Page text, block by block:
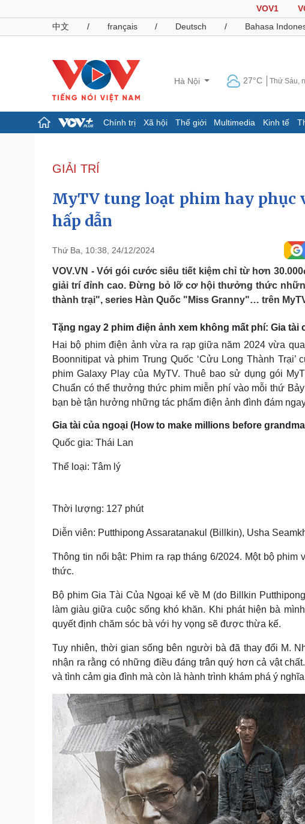
VOV1
中文
/ français / Deutsch / Bahasa
Hà Nội 27°C Thứ Sáu,
Chính trị Xã hội Thế giới Multimedia Kinh tế
Đảng
Tổ chức nhân sự
Nhận diện sự thật
Dấu ấn VOV
Pháp luật
Tin nóng
Tư vấn luật
Việt Nam
Phân tích
Sức khỏe
Dinh dưỡng - món ngon
Cây thuốc
Sản phụ khoa
Nhi khoa
Nam khoa
Phòng mạch online
Ăn sạch sống khỏe
Nhà đẹp
Blog
Tình yêu - Gia đình
Di
GIẢI TRÍ
MyTV tung loạt phim hay phục
hấp dẫn
Thứ Ba, 10:38, 24/12/2024
VOV.VN - Với gói cước siêu tiết kiệm chỉ từ hơn
giải trí đỉnh cao. Đừng bỏ lỡ cơ hội thưởng thức
thành trại", series Hàn Quốc "Miss Granny"… trên
Tặng ngay 2 phim điện ảnh xem không mất phí: Gia
Hai bộ phim điện ảnh vừa ra rạp giữa năm 2024 vừa
Boonnitipat và phim Trung Quốc ‘Cửu Long Thành
phim Galaxy Play của MyTV. Thuê bao sử dụng gói
Chuẩn có thể thưởng thức phim miễn phí vào mỗi thứ
bạn bè tận hưởng những tác phẩm điện ảnh đình đám
Gia tài của ngoại (How to make millions before
Quốc gia: Thái Lan
Thể loại: Tâm lý
Thời lượng: 127 phút
Diễn viên: Putthipong Assaratanakul (Billkin), Usha
Thông tin nổi bật: Phim ra rạp tháng 6/2024. Một bộ
thức.
Bộ phim Gia Tài Của Ngoại kể về M (do Billkin
làm giàu giữa cuộc sống khó khăn. Khi phát hiện bà
quyết định chăm sóc bà với hy vọng sẽ được thừa kế.
Tuy nhiên, thời gian sống bên người bà đã thay đổi M.
nhận ra rằng có những điều đáng trân quý hơn cả vật
và tình cảm gia đình mà còn là hành trình khám phá ý